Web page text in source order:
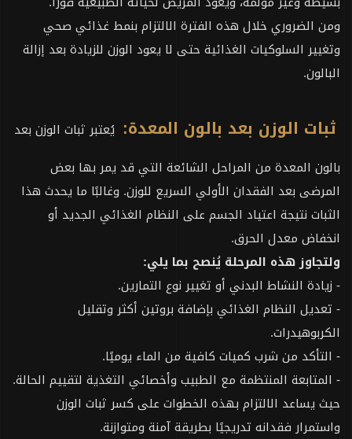
ومن الضروري خلال هذه الفترة الالتزام بنمط غذائي صحي
وتغيير السلوكيات الغذائية حتى لا يعود الوزن للزيادة بعد إزالة
البالون.
ثبات الوزن بعد بالون المعدة: يُعتبر ثبات الوزن بعد
بالون المعدة من المراحل الشائعة التي قد يمر بها بعض
المرضى بعد الفقدان الأولي السريع للوزن. وغالبًا ما يحدث هذا
الثبات نتيجة اعتياد الجسم على النظام الغذائي الجديد أو
انخفاض معدل الحرق.
ولتجاوز هذه المرحلة يُنصح بما يلي:
- زيادة النشاط البدني أو تغيير نوع التمارين.
- تعديل النظام الغذائي بإضافة بروتين أكثر وتقليل
الكربوهيدرات.
- التأكد من شرب كميات كافية من الماء يوميًا.
- المتابعة المنتظمة مع الطبيب وأخصائي التغذية لتقييم الحالة.
حيث يساعد الالتزام بهذه الخطوات على كسر ثبات الوزن
واستمرار فقدانه تدريجيًا بطريقة آمنة ومتوازنة.